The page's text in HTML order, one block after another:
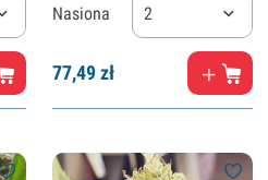
Nasiona 2
77,49zł